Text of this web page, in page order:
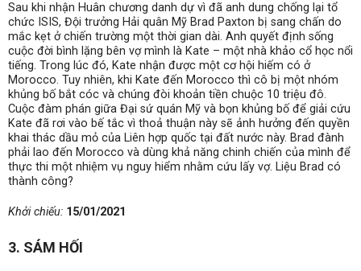
Sau khi nhận Huân chương danh dự vì đã anh dung chống lại tổ
chức ISIS, Đội trưởng Hải quân Mỹ Brad Paxton bị sang chấn do
mắc kẹt ở chiến trường một thời gian dài. Anh quyết định sống
cuộc đời bình lặng bên vợ mình là Kate – một nhà khảo cổ học nổi
tiếng. Trong lúc đó, Kate nhận được một cơ hội hiếm có ở
Morocco. Tuy nhiên, khi Kate đến Morocco thì cô bị một nhóm
khủng bố bắt cóc và chúng đòi khoản tiền chuộc 10 triệu đô.
Cuộc đàm phán giữa Đại sứ quán Mỹ và bọn khủng bố để giải cứu
Kate đã rơi vào bế tắc vì thoả thuận này sẽ ảnh hưởng đến quyền
khai thác dầu mỏ của Liên hợp quốc tại đất nước này. Brad đành
phải lao đến Morocco và dùng khả năng chinh chiến của mình để
thực thi một nhiệm vụ nguy hiểm nhằm cứu lấy vợ. Liệu Brad có
thành công?
Khởi chiếu: 15/01/2021
3. SÁM HỐI